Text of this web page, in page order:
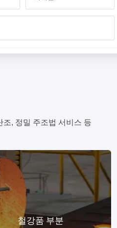
, 정밀 주조법 서비스 등
철강품 부분